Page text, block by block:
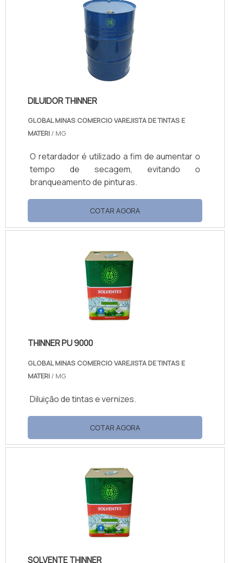
DILUIDOR THINNER
GLOBAL MINAS COMERCIO VAREJISTA DE TINTAS E
MATERI / MG
O retardador é utilizado a fim de aumentar o
tempo de secagem, evitando o
branqueamento de pinturas.
COTAR AGORA
THINNER PU 9000
GLOBAL MINAS COMERCIO VAREJISTA DE TINTAS E
MATERI / MG
Diluição de tintas e vernizes.
COTAR AGORA
SOLVENTE THINNER